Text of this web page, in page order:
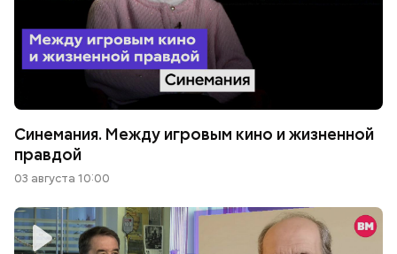
Синемания. Между игровым кино и жизненной
правдой
03 августа 10:00